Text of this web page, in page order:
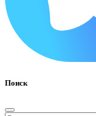
Поиск